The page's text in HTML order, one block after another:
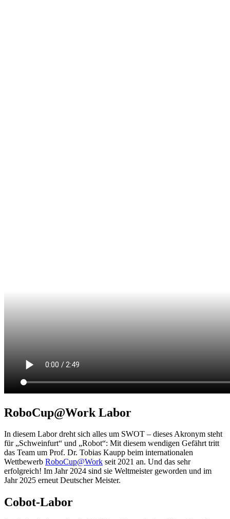
RoboCup@Work Labor
In diesem Labor dreht sich alles um SWOT – dieses Akronym steht
für „Schweinfurt“ und „Robot“: Mit diesem wendigen Gefährt tritt
das Team um Prof. Dr. Tobias Kaupp beim internationalen
Wettbewerb RoboCup@Work seit 2021 an. Und das sehr
erfolgreich! Im Jahr 2024 sind sie Weltmeister geworden und im
Jahr 2025 erneut Deutscher Meister.
Cobot-Labor